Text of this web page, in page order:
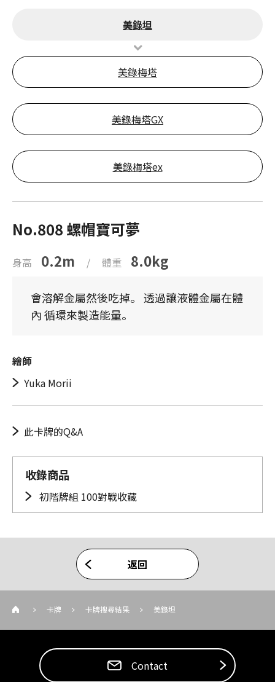
美錄坦
美錄梅塔
美錄梅塔GX
美錄梅塔ex
No.808 螺帽寶可夢
身高 0.2m / 體重 8.0kg
會溶解金屬然後吃掉。 透過讓液體金屬在體
內 循環來製造能量。
繪師
Yuka Morii
此卡牌的Q&A
收錄商品
初階牌組 100對戰收藏
返回
卡牌 卡牌搜尋結果 美錄坦
Contact